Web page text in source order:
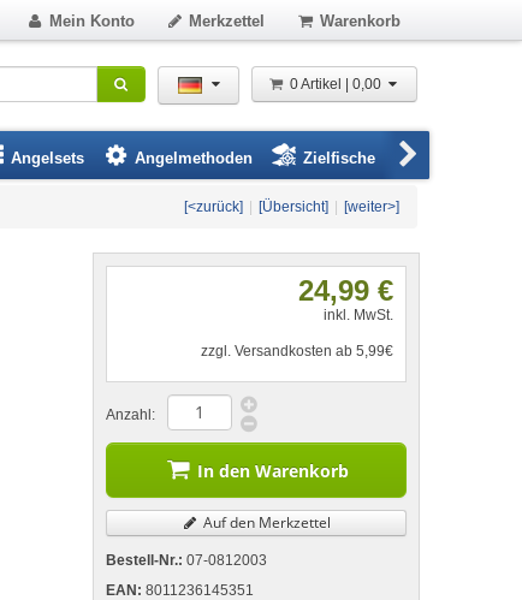
Mein Konto Merkzettel Warenkorb
0 Artikel | 0,00
Angelsets Angelmethoden Zielfische
[<zurück] [Übersicht] [weiter>]
24,99 €
inkl. MwSt.
zzgl. Versandkosten ab 5,99€
Anzahl:
In den Warenkorb
Auf den Merkzettel
Bestell-Nr.: 07-0812003
EAN: 8011236145351